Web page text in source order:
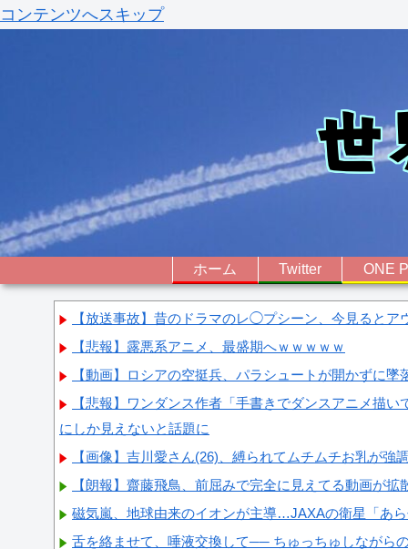
コンテンツへスキップ
ホーム Twitter ONE
【放送事故】昔のドラマのレ◯プシーン、今見るとア
【悲報】露悪系アニメ、最盛期へｗｗｗｗｗ
【動画】ロシアの空挺兵、パラシュートが開かずに墜
【悲報】ワンダンス作者「手書きでダンスアニメ描
にしか見えないと話題に
【画像】吉川愛さん(26)、縛られてムチムチお乳が強
【朗報】齋藤飛鳥、前屈みで完全に見えてる動画が
磁気嵐、地球由来のイオンが主導…JAXAの衛星「あ
舌を絡ませて、唾液交換して── ちゅっちゅしながら